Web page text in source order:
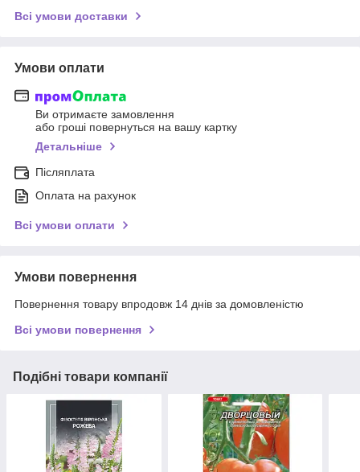
Всі умови доставки
Умови оплати
Ви отримаєте замовлення
або гроші повернуться на вашу картку
Детальніше
Післяплата
Оплата на рахунок
Всі умови оплати
Умови повернення
Повернення товару впродовж 14 днів за домовленістю
Всі умови повернення
Подібні товари компанії